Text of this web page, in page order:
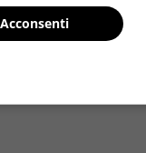
di crisi: il
Acconsenti